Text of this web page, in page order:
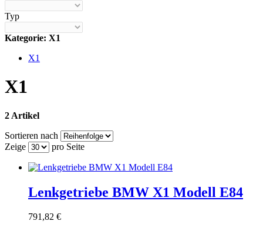
Typ
Kategorie: X1
X1
X1
2 Artikel
Sortieren nach
Zeige
pro Seite
Lenkgetriebe BMW X1 Modell E84
791,82 €